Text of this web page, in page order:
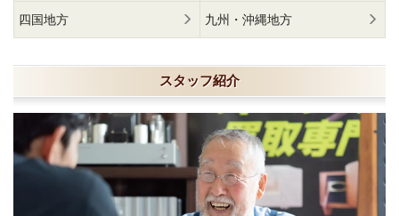
四国地方 九州・沖縄地方
スタッフ紹介